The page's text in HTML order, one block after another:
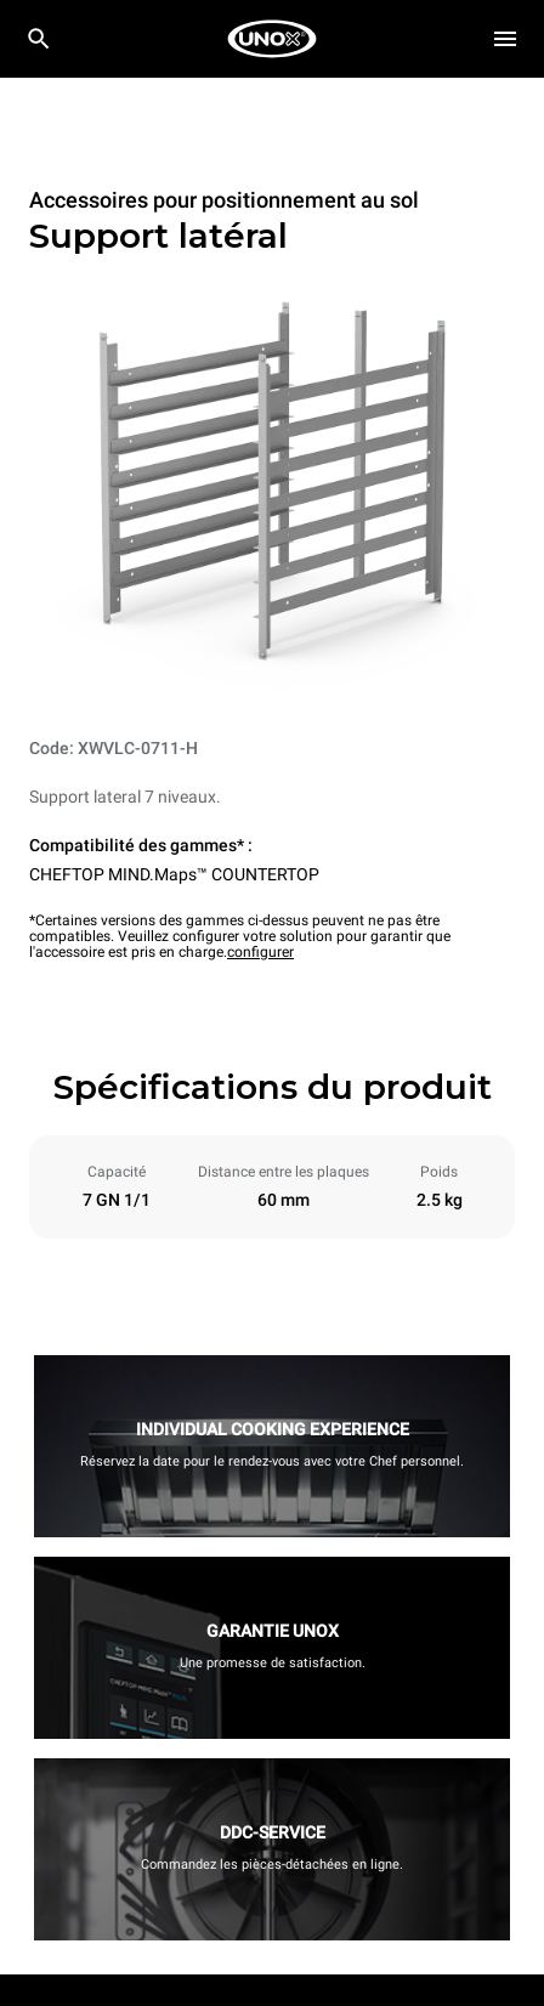
Accessoires pour positionnement au sol
Support latéral
Code: XWVLC-0711-H
Support lateral 7 niveaux.
Compatibilité des gammes* :
CHEFTOP MIND.Maps™ COUNTERTOP
*Certaines versions des gammes ci-dessus peuvent ne pas être
compatibles. Veuillez configurer votre solution pour garantir que
l'accessoire est pris en charge.configurer
Spécifications du produit
Capacité
7 GN 1/1
Distance entre les plaques
60 mm
Poids
2.5 kg
INDIVIDUAL COOKING EXPERIENCE
Réservez la date pour le rendez-vous avec votre Chef personnel.
GARANTIE UNOX
Une promesse de satisfaction.
DDC-SERVICE
Commandez les pièces-détachées en ligne.